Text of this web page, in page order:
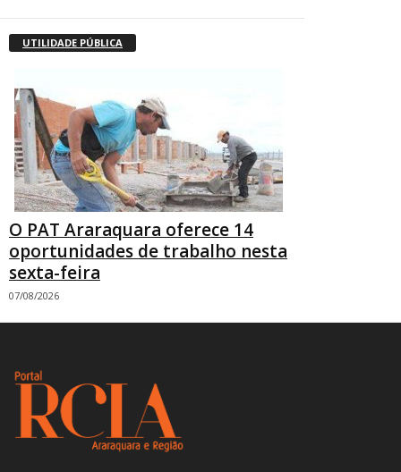
UTILIDADE PÚBLICA
O PAT Araraquara oferece 14
oportunidades de trabalho nesta
sexta-feira
07/08/2026